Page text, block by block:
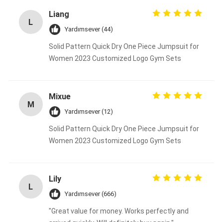
L
Liang
Yardımsever (44)
Solid Pattern Quick Dry One Piece Jumpsuit for
Women 2023 Customized Logo Gym Sets
M
Mixue
Yardımsever (12)
Solid Pattern Quick Dry One Piece Jumpsuit for
Women 2023 Customized Logo Gym Sets
L
Lily
Yardımsever (666)
"Great value for money. Works perfectly and